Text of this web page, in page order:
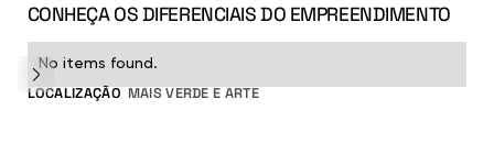
CONHEÇA OS DIFERENCIAIS DO EMPREENDIMENTO
No items found.
LOCALIZAÇÃO MAIS VERDE E ARTE